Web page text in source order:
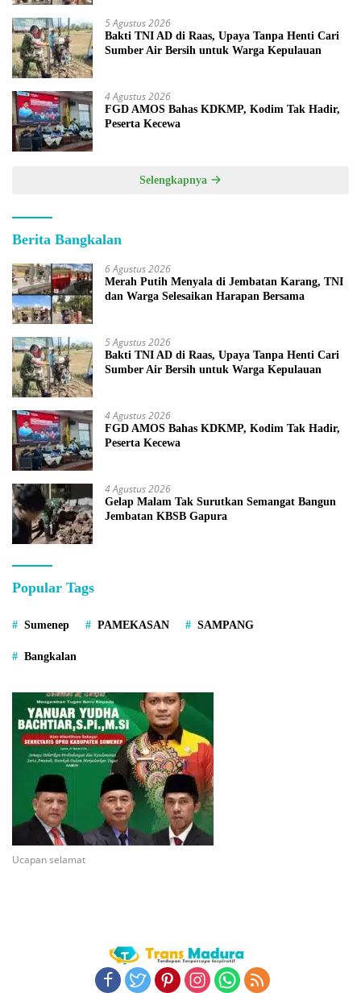
5 Agustus 2026
Bakti TNI AD di Raas, Upaya Tanpa Henti Cari
Sumber Air Bersih untuk Warga Kepulauan
4 Agustus 2026
FGD AMOS Bahas KDKMP, Kodim Tak Hadir,
Peserta Kecewa
Selengkapnya
Berita Bangkalan
6 Agustus 2026
Merah Putih Menyala di Jembatan Karang, TNI
dan Warga Selesaikan Harapan Bersama
5 Agustus 2026
Bakti TNI AD di Raas, Upaya Tanpa Henti Cari
Sumber Air Bersih untuk Warga Kepulauan
4 Agustus 2026
FGD AMOS Bahas KDKMP, Kodim Tak Hadir,
Peserta Kecewa
4 Agustus 2026
Gelap Malam Tak Surutkan Semangat Bangun
Jembatan KBSB Gapura
Popular Tags
Sumenep PAMEKASAN SAMPANG
Bangkalan
Ucapan selamat